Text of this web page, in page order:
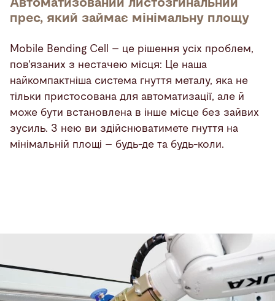
Автоматизований листозгинальний
прес, який займає мінімальну площу
Mobile Bending Cell – це рішення усіх проблем,
пов'язаних з нестачею місця: Це наша
найкомпактніша система гнуття металу, яка не
тільки пристосована для автоматизації, але й
може бути встановлена в інше місце без зайвих
зусиль. З нею ви здійснюватимете гнуття на
мінімальній площі – будь-де та будь-коли.